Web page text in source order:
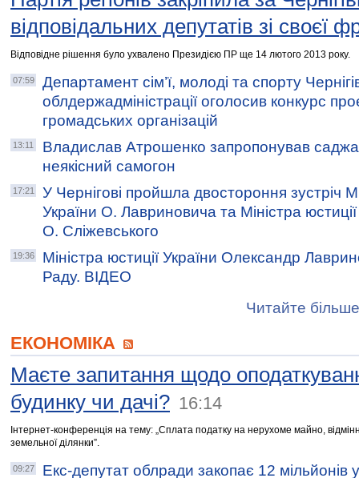
відповідальних депутатів зі своєї
Відповідне рішення було ухвалено Президією ПР ще 14 лютого 2013 року.
07:59
Департамент сім’ї, молоді та спорту
облдержадміністрації оголосив конкурс
громадських організацій
13:11
Владислав Атрошенко запропонував
неякісний самогон
17:21
У Чернігові пройшла двостороння зустріч
України О. Лавриновича та Міністра
О. Сліжевського
19:36
Міністра юстиції України Олександр
Раду. ВІДЕО
Читайте
ЕКОНОМІКА
Маєте запитання щодо
будинку чи дачі? 16:14
Інтернет-конференція на тему: „Сплата податку на нерухоме майно,
земельної ділянки”.
09:27
Екс-депутат облради закопає 12 мільйонів